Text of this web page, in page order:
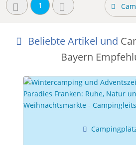
1
Beliebte Artikel und
Bayern